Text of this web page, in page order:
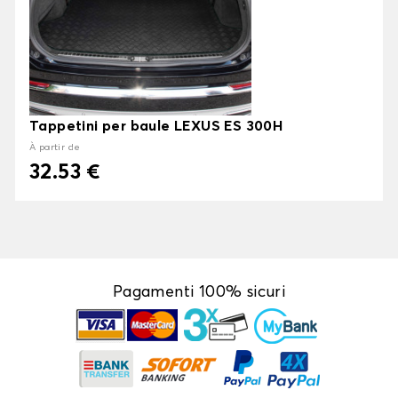
Tappetini per baule LEXUS ES 300H
À partir de
32.53 €
Pagamenti 100% sicuri